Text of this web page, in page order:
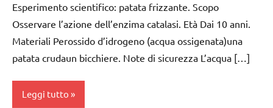
MONTESSORI
SCIENZE
scienze:
chimica
chimica
TUTTI GLI
ARGOMENTI
TUTTI GLI
classe
4a
5a
medie
Esperimento scientifico: patata frizzante. Scopo
Osservare l’azione dell’enzima catalasi. Età Dai 10 anni.
Materiali Perossido d’idrogeno (acqua ossigenata)una
patata crudaun bicchiere. Note di sicurezza L’acqua […]
Leggi tutto